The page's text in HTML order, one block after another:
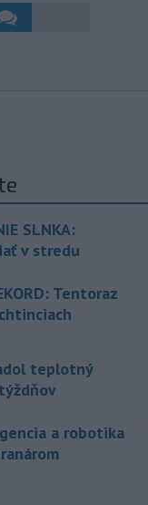
SLNKA:
v stredu
Tentoraz
teplotný
a robotika